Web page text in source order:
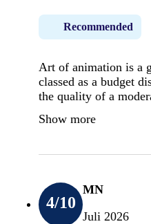
Recommended
Art of animation is a
classed as a budget
the quality of a
Show more
4/10
MN
Juli 2026